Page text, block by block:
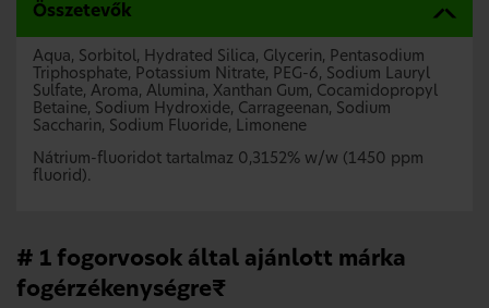
Összetevők
Aqua, Sorbitol, Hydrated Silica, Glycerin, Pentasodium
Triphosphate, Potassium Nitrate, PEG-6, Sodium Lauryl
Sulfate, Aroma, Alumina, Xanthan Gum, Cocamidopropyl
Betaine, Sodium Hydroxide, Carrageenan, Sodium
Saccharin, Sodium Fluoride, Limonene
Nátrium-fluoridot tartalmaz 0,3152% w/w (1450 ppm
fluorid).
# 1 fogorvosok által ajánlott márka
fogérzékenységre₹